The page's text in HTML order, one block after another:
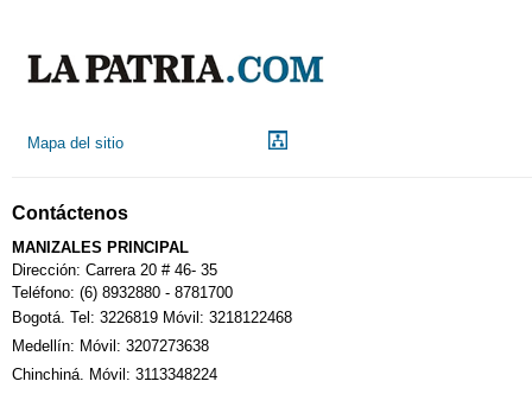
Mapa del sitio
Contáctenos
MANIZALES PRINCIPAL
Dirección: Carrera 20 # 46- 35
Teléfono: (6) 8932880 - 8781700
Bogotá. Tel: 3226819 Móvil: 3218122468
Medellín: Móvil: 3207273638
Chinchiná. Móvil: 3113348224